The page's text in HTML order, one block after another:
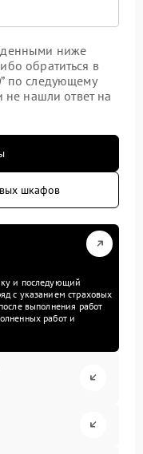
ниже
обратиться в
по следующему
не нашли ответ на
шкафов
и последующий
с указанием страховых
выполнения работ
работ и